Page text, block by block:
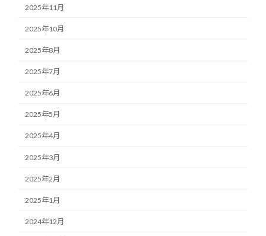
2025年11月
2025年10月
2025年8月
2025年7月
2025年6月
2025年5月
2025年4月
2025年3月
2025年2月
2025年1月
2024年12月